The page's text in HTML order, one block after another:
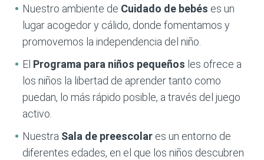
Nuestro ambiente de Cuidado de bebés es un
lugar acogedor y cálido, donde fomentamos y
promovemos la independencia del niño.
El Programa para niños pequeños les ofrece a
los niños la libertad de aprender tanto como
puedan, lo más rápido posible, a través del juego
activo.
Nuestra Sala de preescolar es un entorno de
diferentes edades, en el que los niños descubren